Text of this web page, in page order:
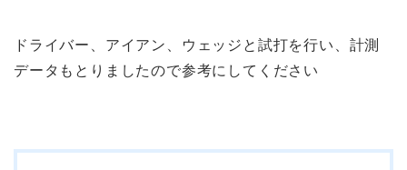
ドライバー、アイアン、ウェッジと試打を行い、計測
データもとりましたので参考にしてください